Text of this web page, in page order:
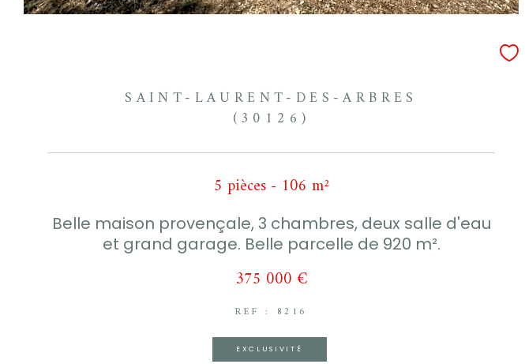
SAINT-LAURENT-DES-ARBRES
(30126)
5 pièces - 106 m²
Belle maison provençale, 3 chambres, deux salle d'eau
et grand garage. Belle parcelle de 920 m².
375 000 €
REF : 8216
EXCLUSIVITÉ